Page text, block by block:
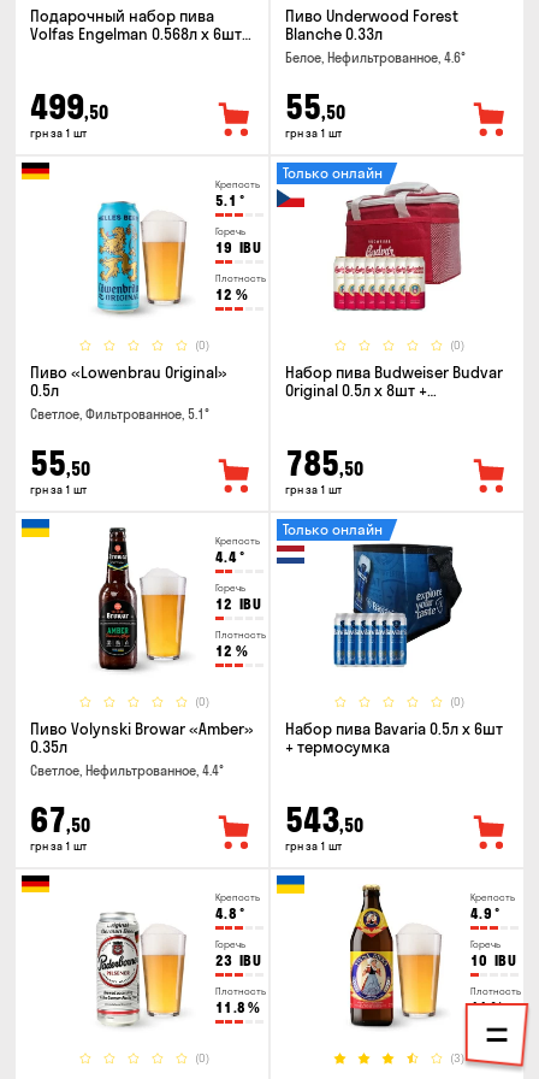
Подарочный набор пива
Volfas Engelman 0.568л x 6шт +
499,50
грн за 1 шт
Пиво Underwood Forest
Blanche 0.33л
Белое, Нефильтрованное, 4.6°
55,50
грн за 1 шт
Крепость
5.1 °
Горечь
19 IBU
Плотность
12 %
(0)
Пиво «Lowenbrau Original»
0.5л
Светлое, Фильтрованное, 5.1°
55,50
грн за 1 шт
(0)
Только онлайн
Набор пива Budweiser Budvar
Original 0.5л x 8шт +
785,50
грн за 1 шт
Крепость
4.4°
Горечь
12 IBU
Плотность
12 %
(0)
Пиво Volynski Browar «Amber»
0.35л
Светлое, Нефильтрованное, 4.4°
67,50
грн за 1 шт
(0)
Только онлайн
Набор пива Bavaria 0.5л х 6шт
+ термосумка
543,50
грн за 1 шт
Крепость
4.8 °
Горечь
23 IBU
Плотность
11.8 %
(0)
Крепость
4.9 °
Горечь
10 IBU
Плотность
11%
(3)